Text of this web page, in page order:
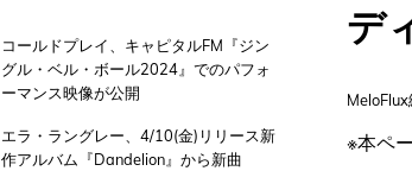
デ
※本ペ
コールドプレイ、キャピタルFM『ジン
グル・ベル・ボール2024』でのパフォ
ーマンス映像が公開
エラ・ラングレー、4/10(金)リリース新
作アルバム『Dandelion』から新曲